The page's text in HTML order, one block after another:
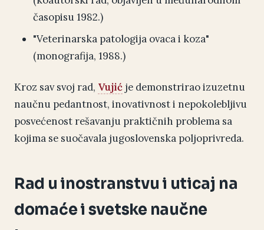
časopisu 1982.)
"Veterinarska patologija ovaca i koza"
(monografija, 1988.)
Kroz sav svoj rad, Vujić je demonstrirao izuzetnu
naučnu pedantnost, inovativnost i nepokolebljivu
posvećenost rešavanju praktičnih problema sa
kojima se suočavala jugoslovenska poljoprivreda.
Rad u inostranstvu i uticaj na
domaće i svetske naučne